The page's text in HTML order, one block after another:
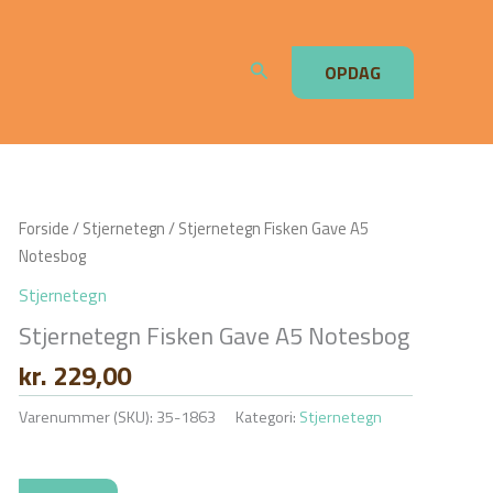
Søg OPDAG
Forside/Stjernetegn/ Stjernetegn Fisken Gave A5
Notesbog
Stjernetegn
Stjernetegn Fisken Gave A5 Notesbog
kr. 229,00
Varenummer (SKU): 35-1863 Kategori: Stjernetegn